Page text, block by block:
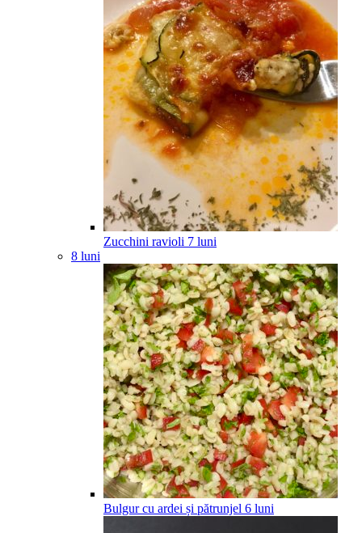
Zucchini ravioli 7 luni
8 luni
Bulgur cu ardei și pătrunjel 6 luni